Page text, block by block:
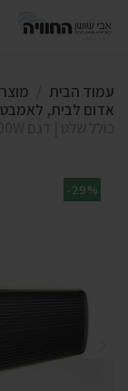
עמוד הבית
אדום לבית,
-29%